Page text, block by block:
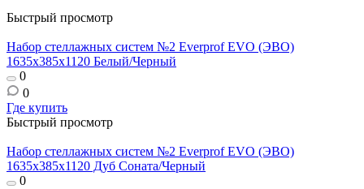
Быстрый просмотр
Набор стеллажных систем №2 Everprof EVO (ЭВО)
1635x385x1120 Белый/Черный
0
0
Где купить
Быстрый просмотр
Набор стеллажных систем №2 Everprof EVO (ЭВО)
1635x385x1120 Дуб Соната/Черный
0